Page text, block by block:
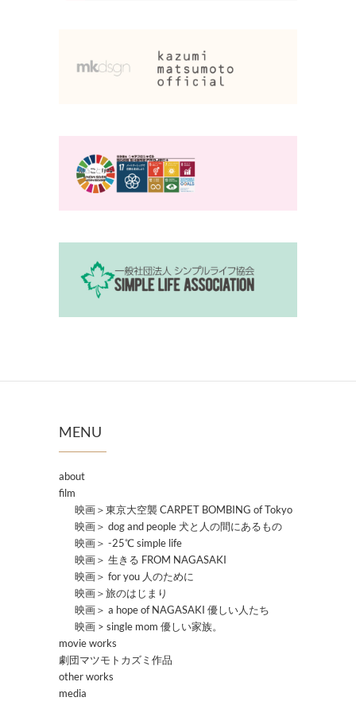
MENU
about
film
映画＞東京大空襲 CARPET BOMBING of Tokyo
映画＞ dog and people 犬と人の間にあるもの
映画＞ -25℃ simple life
映画＞ 生きる FROM NAGASAKI
映画＞ for you 人のために
映画＞旅のはじまり
映画＞ a hope of NAGASAKI 優しい人たち
映画 > single mom 優しい家族。
movie works
劇団マツモトカズミ作品
other works
media